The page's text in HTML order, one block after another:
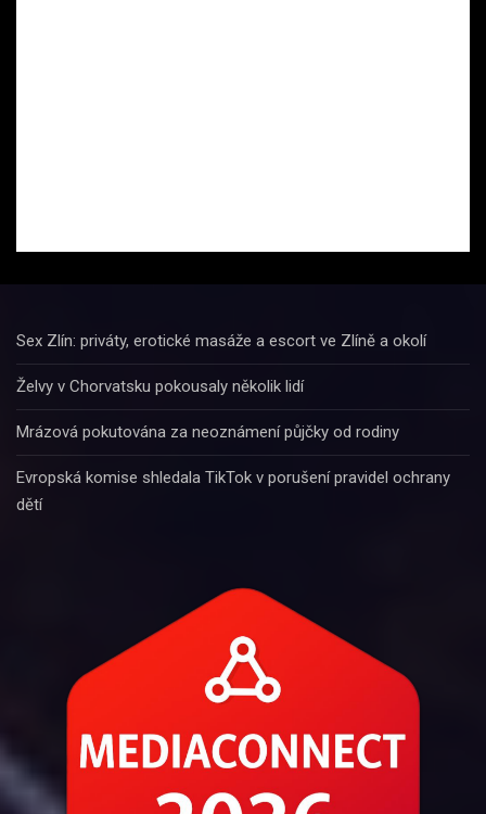
Sex Zlín: priváty, erotické masáže a escort ve Zlíně a okolí
Želvy v Chorvatsku pokousaly několik lidí
Mrázová pokutována za neoznámení půjčky od rodiny
Evropská komise shledala TikTok v porušení pravidel ochrany
dětí